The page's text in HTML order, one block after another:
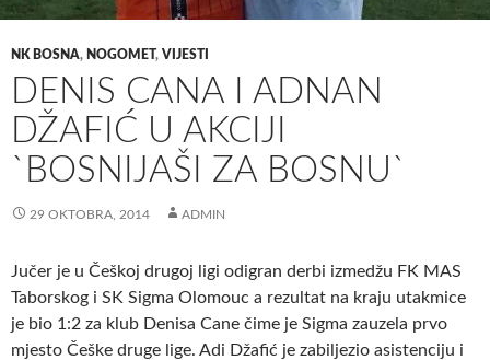
NK BOSNA, NOGOMET, VIJESTI
DENIS CANA I ADNAN
DŽAFIĆ U AKCIJI
`BOSNIJAŠI ZA BOSNU`
29 OKTOBRA, 2014 ADMIN
Jučer je u Češkoj drugoj ligi odigran derbi izmedžu FK MAS
Taborskog i SK Sigma Olomouc a rezultat na kraju utakmice
je bio 1:2 za klub Denisa Cane čime je Sigma zauzela prvo
mjesto Češke druge lige. Adi Džafić je zabiljezio asistenciju i